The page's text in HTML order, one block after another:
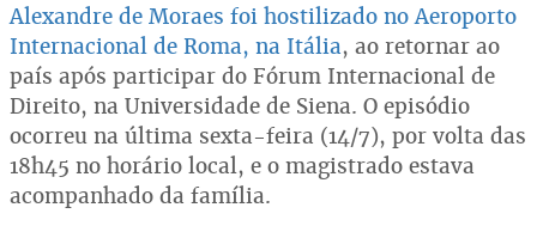
Alexandre de Moraes foi hostilizado no Aeroporto
Internacional de Roma, na Itália, ao retornar ao
país após participar do Fórum Internacional de
Direito, na Universidade de Siena. O episódio
ocorreu na última sexta-feira (14/7), por volta das
18h45 no horário local, e o magistrado estava
acompanhado da família.